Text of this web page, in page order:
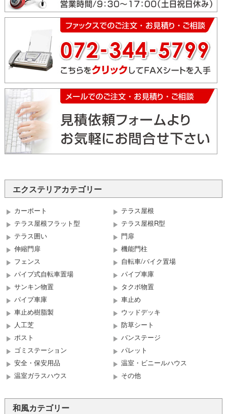
エクステリアカテゴリー
カーポート
テラス屋根
テラス屋根フラット型
テラス屋根R型
テラス囲い
門扉
伸縮門扉
機能門柱
フェンス
自転車/バイク置場
パイプ式自転車置場
パイプ車庫
サンキン物置
タクボ物置
パイプ車庫
車止め
車止め樹脂製
ウッドデッキ
人工芝
防草シート
ポスト
バンステージ
ゴミステーション
パレット
安全・保安用品
温室・ビニールハウス
温室ガラスハウス
その他
和風カテゴリー